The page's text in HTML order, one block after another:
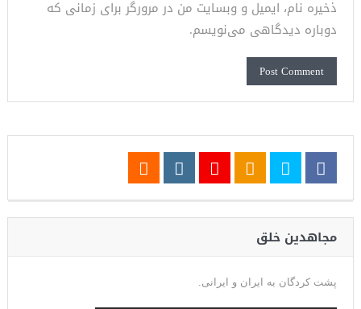
ذخیره نام، ایمیل و وبسایت من در مرورگر برای زمانی که
دوباره دیدگاهی می‌نویسم.
مجاهدین خلق
پشت کردگان به ایران و ایرانی.